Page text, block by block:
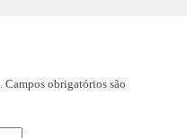
Campos obrigatórios são